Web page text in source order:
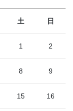
土 日
1 2
8 9
15 16